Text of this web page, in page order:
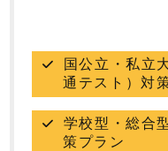
国公立・私立
通テスト）対
学校型・総合
策プラン